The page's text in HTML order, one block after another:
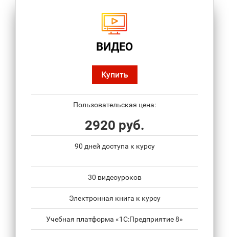
ВИДЕО
Купить
Пользовательская цена:
2920 руб.
90 дней доступа к курсу
30 видеоуроков
Электронная книга к курсу
Учебная платформа «1С:Предприятие 8»